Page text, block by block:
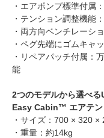
・エアポンプ標準付属
・テンション調整機能
・両方向ベンチレーシ
・ペグ先端にゴムキャ
・リペアパッチ付属：
能
2つのモデルから選べ
Easy Cabin™ エアテン
・サイズ：700 × 320 ×
・重量：約14kg